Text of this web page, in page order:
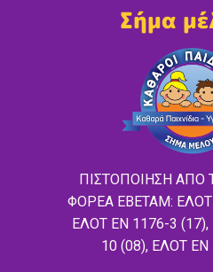
Σήμα
ΠΙΣΤΟΠΟΙΗΣΗ ΑΠΟ
ΦΟΡΕΑ ΕΒΕΤΑΜ: ΕΛΟΤ
ΕΛΟΤ ΕΝ 1176-3
10 (08), ΕΛΟΤ ΕΝ